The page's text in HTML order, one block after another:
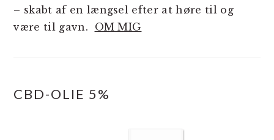
– skabt af en længsel efter at høre til og
være til gavn. OM MIG
CBD-OLIE 5%